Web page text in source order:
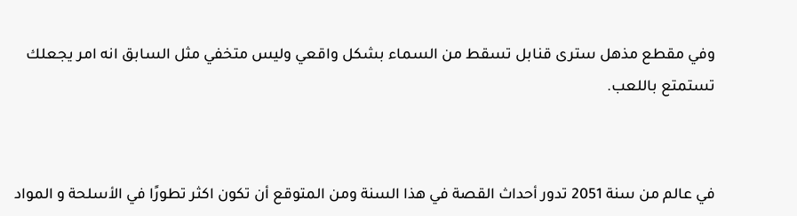
وفي مقطع مذهل سترى قنابل تسقط من السماء بشكل واقعي وليس متخفي مثل السابق انه امر يجعلك
تستمتع باللعب.
في عالم من سنة 2051 تدور أحداث القصة في هذا السنة ومن المتوقع أن تكون اكثر تطورًا في الأسلحة و المواد